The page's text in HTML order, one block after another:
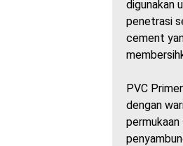
digunakan
penetrasi
cement
PVC
dengan